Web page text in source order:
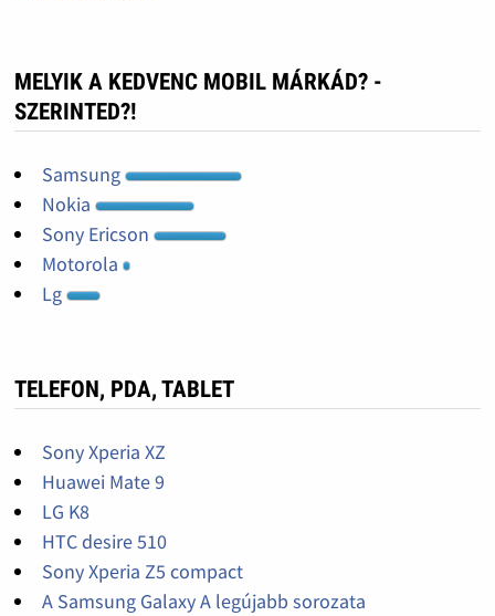
MELYIK A KEDVENC MOBIL MÁRKÁD? -
SZERINTED?!
Samsung
Nokia
Sony Ericson
Motorola
Lg
TELEFON, PDA, TABLET
Sony Xperia XZ
Huawei Mate 9
LG K8
HTC desire 510
Sony Xperia Z5 compact
A Samsung Galaxy A legújabb sorozata